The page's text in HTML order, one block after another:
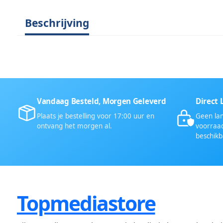
Beschrijving
Vandaag Besteld, Morgen Geleverd
Plaats je bestelling voor 17:00 uur en
ontvang het morgen al.
Direct
Geen
Topmediastore